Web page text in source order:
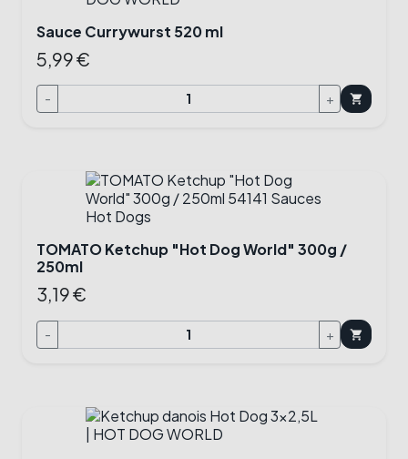
Sauce Currywurst 520 ml
5,99 €
- + shopping_cart
TOMATO Ketchup "Hot Dog World" 300g /
250ml
3,19 €
- + shopping_cart